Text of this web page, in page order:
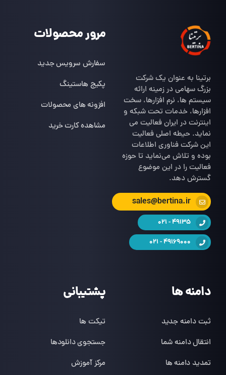
برتینا به عنوان یک شرکت
بزرگ سهامی در زمینه ارائه
سیستم ها، نرم افزارها، سخت
افزارها، خدمات تحت شبکه و
اینترنت در ایران فعالیت می
نماید. حیطه اصلی فعالیت
این شرکت فناوری اطلاعات
بوده و تلاش می‌نماید تا حوزه
فعالیت را در این موضوع
گسترش دهد.
sales@bertina.ir
49135 - 021
49169000 - 021
مرور محصولات
سفارش سرویس جدید
پکیج هاستینگ
افزونه های محصولات
مشاهده کارت خرید
دامنه ها
ثبت دامنه جدید
انتقال دامنه شما
تمدید دامنه ها
پشتیبانی
تیکت ها
جستجوی دانلودها
مرکز آموزش